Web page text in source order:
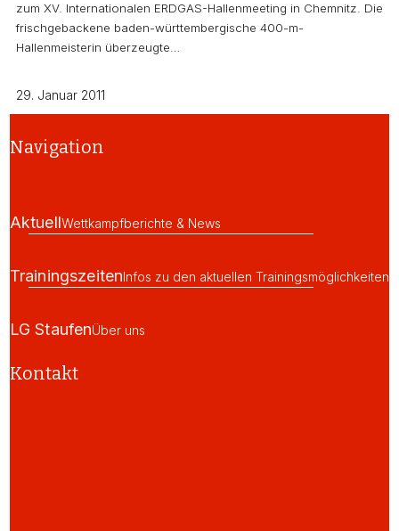
zum XV. Internationalen ERDGAS-Hallenmeeting in Chemnitz. Die
frischgebackene baden-württembergische 400-m-
Hallenmeisterin überzeugte…
29. Januar 2011
Navigation
AktuellWettkampfberichte & News
TrainingszeitenInfos zu den aktuellen Trainingsmöglichkeiten
LG StaufenÜber uns
Kontakt